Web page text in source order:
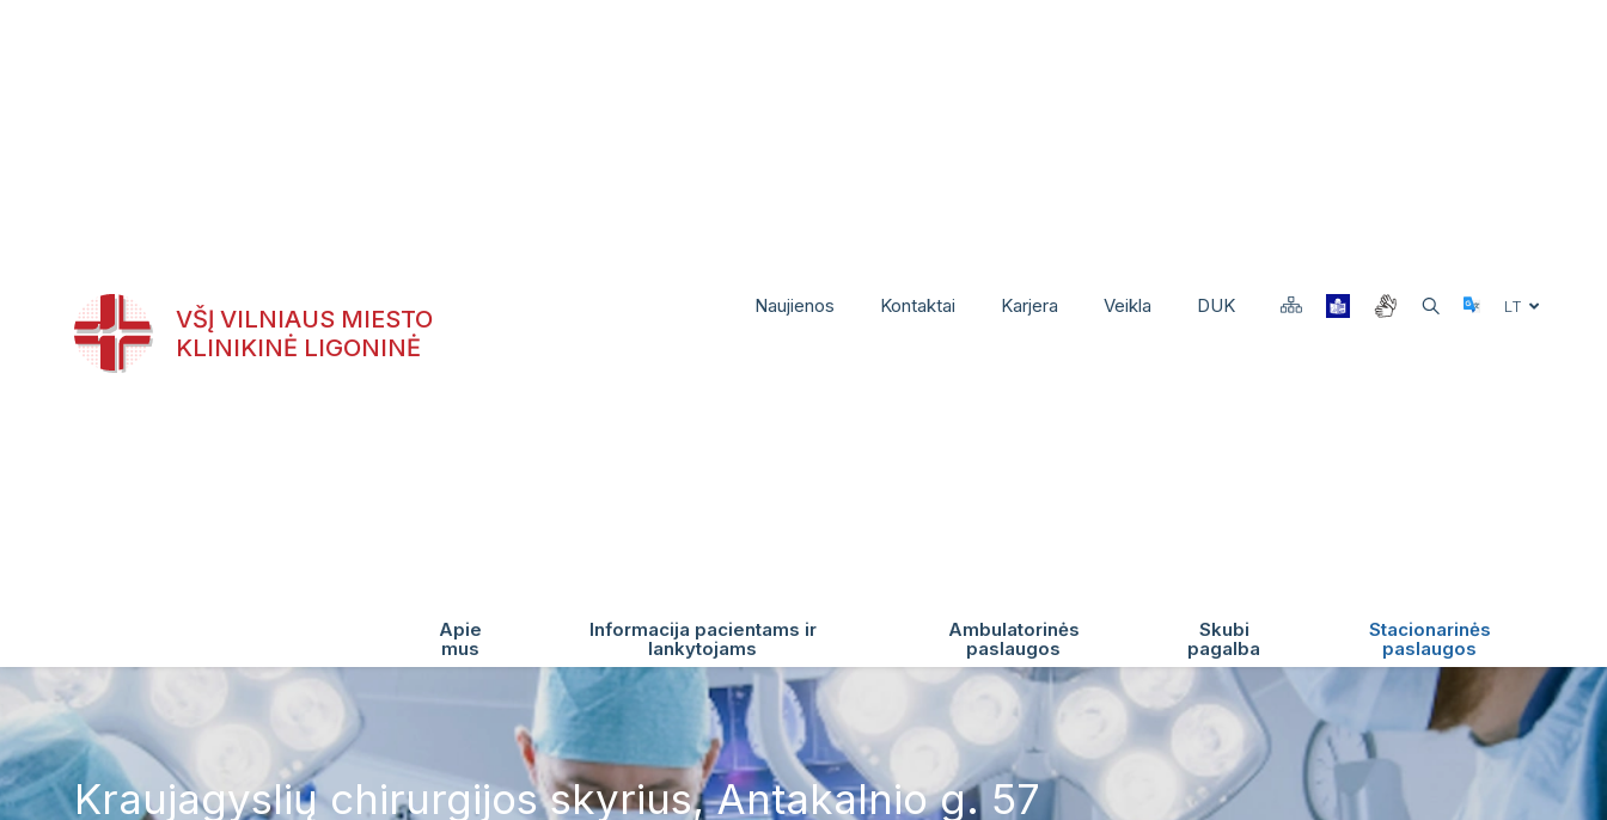
VŠĮ VILNIAUS MIESTO
KLINIKINĖ LIGONINĖ
Naujienos Kontaktai Karjera Veikla DUK Select
LT
Apie
mus
Informacija pacientams ir
lankytojams
Ambulatorinės
paslaugos
Skubi
pagalba
Stacionarinės
paslaugos
Kraujagyslių chirurgijos skyrius, Antakalnio g. 57